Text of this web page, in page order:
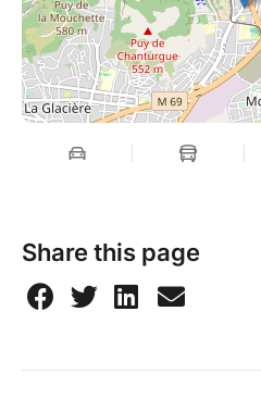
Share this page